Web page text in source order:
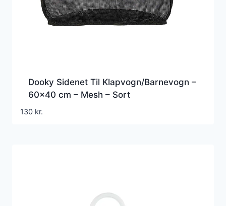
Dooky Sidenet Til Klapvogn/Barnevogn –
60×40 cm – Mesh – Sort
130 kr.